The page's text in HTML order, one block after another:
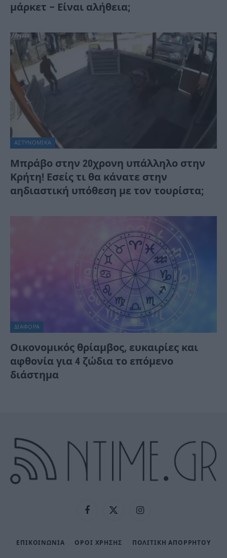
μάρκετ – Είναι αλήθεια;
ΑΣΤΥΝΟΜΙΚΑ
Μπράβο στην 20χρονη υπάλληλο στην
Κρήτη! Εσείς τι θα κάνατε στην
αηδιαστική υπόθεση με τον τουρίστα;
ΔΙΆΦΟΡΑ
Οικονομικός θρίαμβος, ευκαιρίες και
αφθονία για 4 ζώδια το επόμενο
διάστημα
FacebookX
Instagram
ΕΠΙΚΟΙΝΩΝΙΑ ΟΡΟΙ ΧΡΗΣΗΣ ΠΟΛΙΤΙΚΉ ΑΠΟΡΡΉΤΟΥ